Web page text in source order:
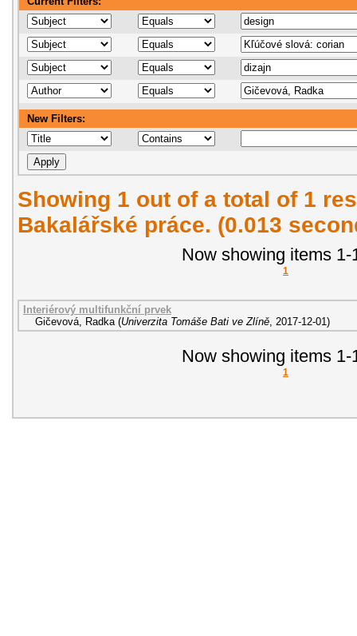
New Filters:
Showing 1 out of a total of 1
Bakalářské práce. (0.013
Now showing items 1-
1
Interiérový multifunkční prvek
Gičevová, Radka (Univerzita Tomáše Bati ve Zlíně, 2017-12-01)
Now showing items 1-
1